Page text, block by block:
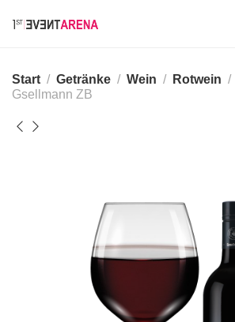
Start Getränke Wein Rotwein
Gsellmann ZB